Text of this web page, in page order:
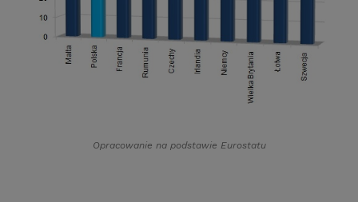
Opracowanie na podstawie Eurostatu